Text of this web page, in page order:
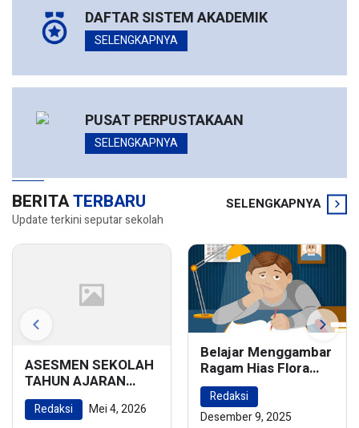
DAFTAR SISTEM AKADEMIK
SELENGKAPNYA
PUSAT PERPUSTAKAAN
SELENGKAPNYA
BERITATERBARU
Update terkini seputar sekolah
SELENGKAPNYA
ASESMEN SEKOLAH
TAHUN AJARAN
2025/2026
Redaksi Mei 4, 2026
Belajar Menggambar
Ragam Hias Flora
dan Fauna:
Menghidupkan
Keindahan Alam
Redaksi
Desember 9, 2025